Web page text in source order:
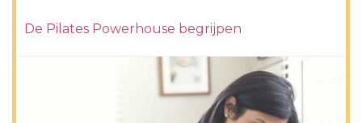
De Pilates Powerhouse begrijpen